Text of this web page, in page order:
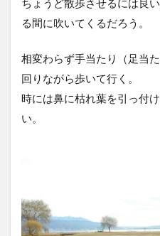
ちょうど散歩させるには良
る間に吹いてくるだろう。
相変わらず手当たり（足当
回りながら歩いて行く。
時には鼻に枯れ葉を引っ付
い。